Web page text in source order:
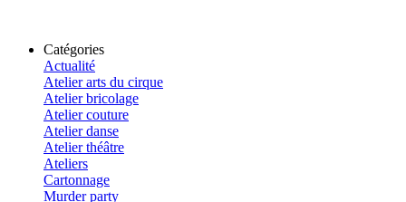
Catégories
Actualité
Atelier arts du cirque
Atelier bricolage
Atelier couture
Atelier danse
Atelier théâtre
Ateliers
Cartonnage
Murder party